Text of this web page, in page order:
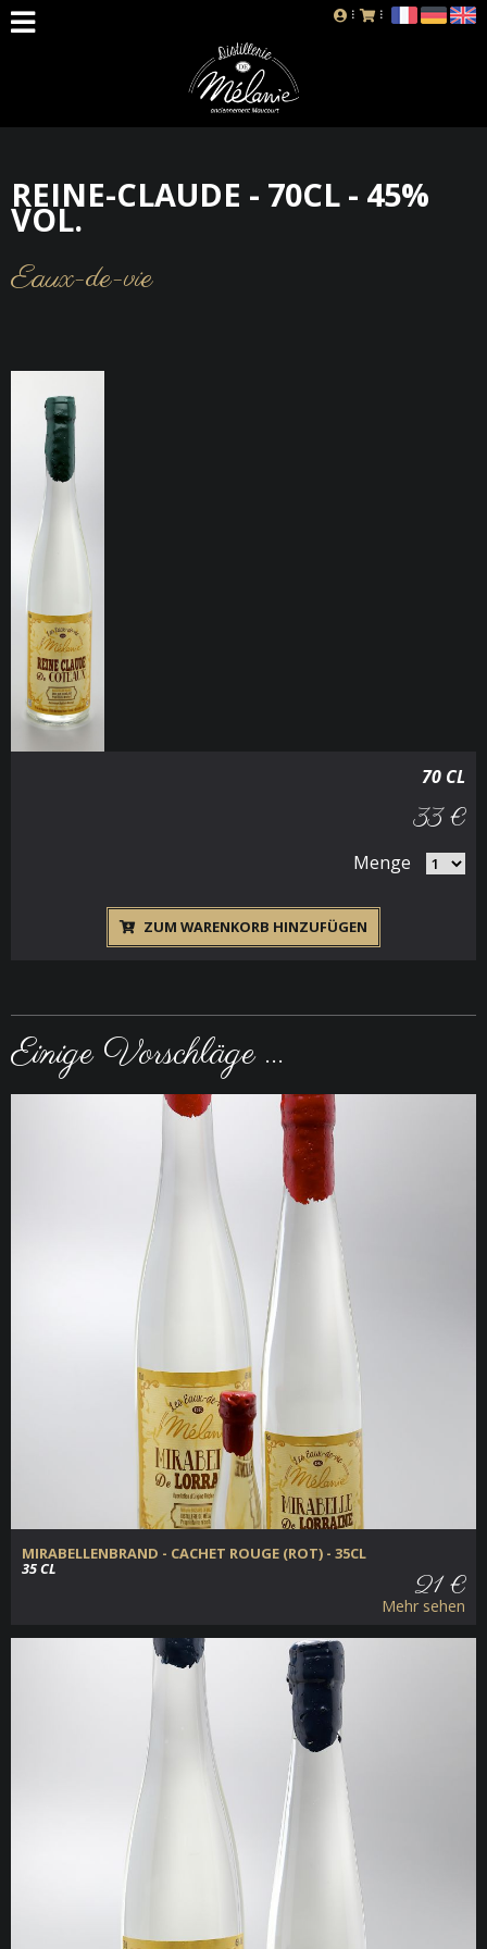
REINE-CLAUDE - 70CL - 45%
VOL.
Eaux-de-vie
70 CL
33 €
Menge
ZUM WARENKORB HINZUFÜGEN
Einige Vorschläge ...
MIRABELLENBRAND - CACHET ROUGE (ROT) - 35CL
35 CL
21 €
Mehr sehen